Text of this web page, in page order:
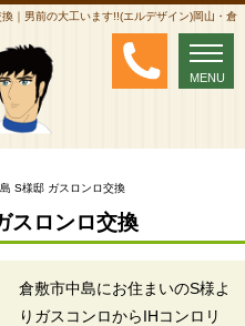
｜男前の大工います!!(エルデザイン)岡山・倉
MENU
S様邸 ガスロンロ交換
スロンロ交換
倉敷市中島にお住まいのS様よ
りガスコンロからIHコンロリ
MENU